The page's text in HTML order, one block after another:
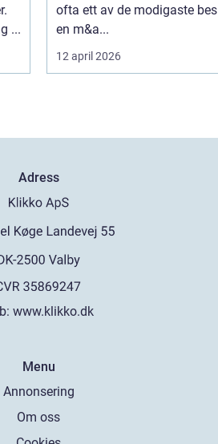
...
ofta ett av de modigaste
en m&a...
12 april 2026
Adress
www.klikko.dk
Menu
Annonsering
Om oss